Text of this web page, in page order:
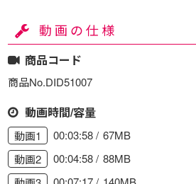
動画の仕様
商品コード
商品No.DID51007
動画時間/容量
動画1 00:03:58
67MB
動画2
00:04:58
88MB